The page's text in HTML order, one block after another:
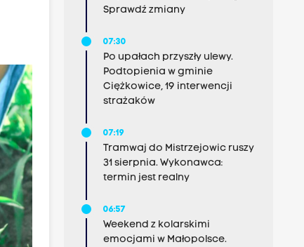
Sprawdź zmiany
07:30
Po upałach przyszły ulewy.
Podtopienia w gminie
Ciężkowice, 19 interwencji
strażaków
07:19
Tramwaj do Mistrzejowic ruszy
31 sierpnia. Wykonawca:
termin jest realny
06:57
Weekend z kolarskimi
emocjami w Małopolsce.